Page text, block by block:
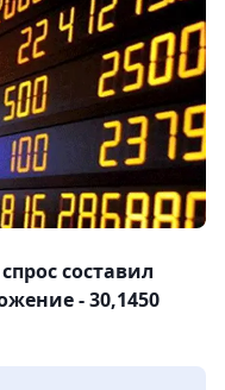
составил
- 30,1450